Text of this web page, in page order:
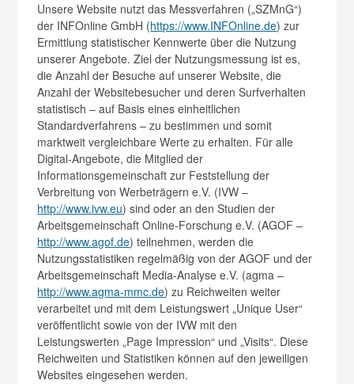
Unsere Website nutzt das Messverfahren („SZMnG“)
der INFOnline GmbH (https://www.INFOnline.de) zur
Ermittlung statistischer Kennwerte über die Nutzung
unserer Angebote. Ziel der Nutzungsmessung ist es,
die Anzahl der Besuche auf unserer Website, die
Anzahl der Websitebesucher und deren Surfverhalten
statistisch – auf Basis eines einheitlichen
Standardverfahrens – zu bestimmen und somit
marktweit vergleichbare Werte zu erhalten. Für alle
Digital-Angebote, die Mitglied der
Informationsgemeinschaft zur Feststellung der
Verbreitung von Werbeträgern e.V. (IVW –
http://www.ivw.eu) sind oder an den Studien der
Arbeitsgemeinschaft Online-Forschung e.V. (AGOF –
http://www.agof.de) teilnehmen, werden die
Nutzungsstatistiken regelmäßig von der AGOF und der
Arbeitsgemeinschaft Media-Analyse e.V. (agma –
http://www.agma-mmc.de) zu Reichweiten weiter
verarbeitet und mit dem Leistungswert „Unique User“
veröffentlicht sowie von der IVW mit den
Leistungswerten „Page Impression“ und „Visits“. Diese
Reichweiten und Statistiken können auf den jeweiligen
Websites eingesehen werden.